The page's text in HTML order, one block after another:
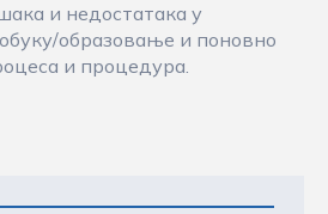
и недостатака у
образовање и поновно
и процедура.